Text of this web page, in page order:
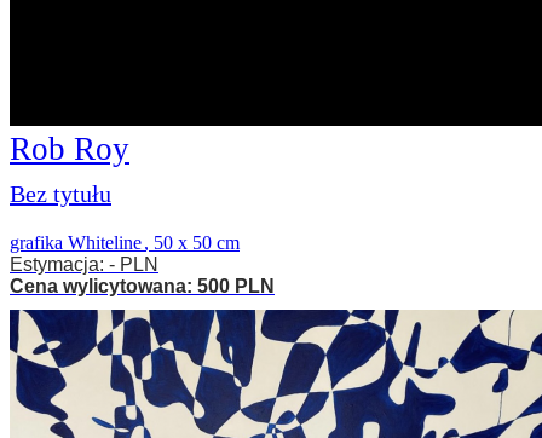
Rob Roy
Bez tytułu
grafika Whiteline, 50 x 50 cm
Estymacja: - PLN
Cena wylicytowana: 500 PLN